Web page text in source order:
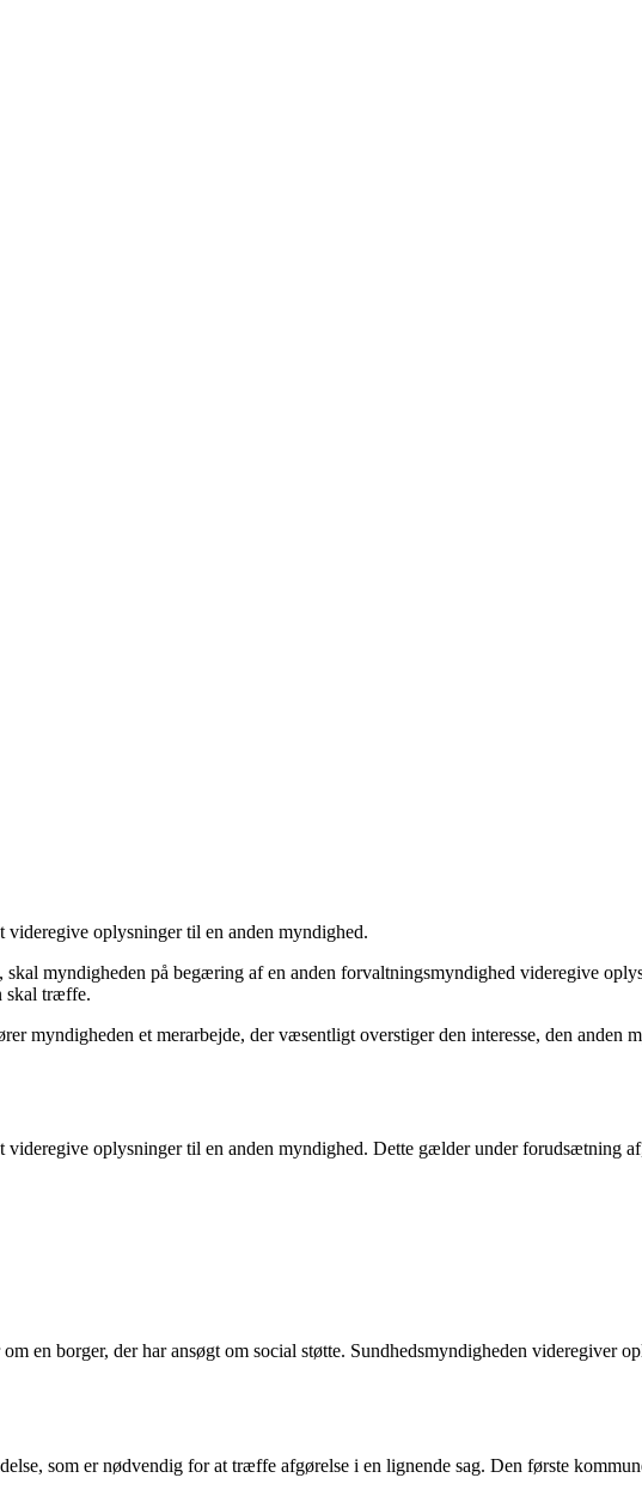
oplysninger til en anden myndighed.
myndigheden på begæring af en anden forvaltningsmyndighed videregive
skal træffe.
myndigheden et merarbejde, der væsentligt overstiger den interesse, den anden
oplysninger til en anden myndighed. Dette gælder under forudsætning
en borger, der har ansøgt om social støtte. Sundhedsmyndigheden videregiver
som er nødvendig for at træffe afgørelse i en lignende sag. Den første